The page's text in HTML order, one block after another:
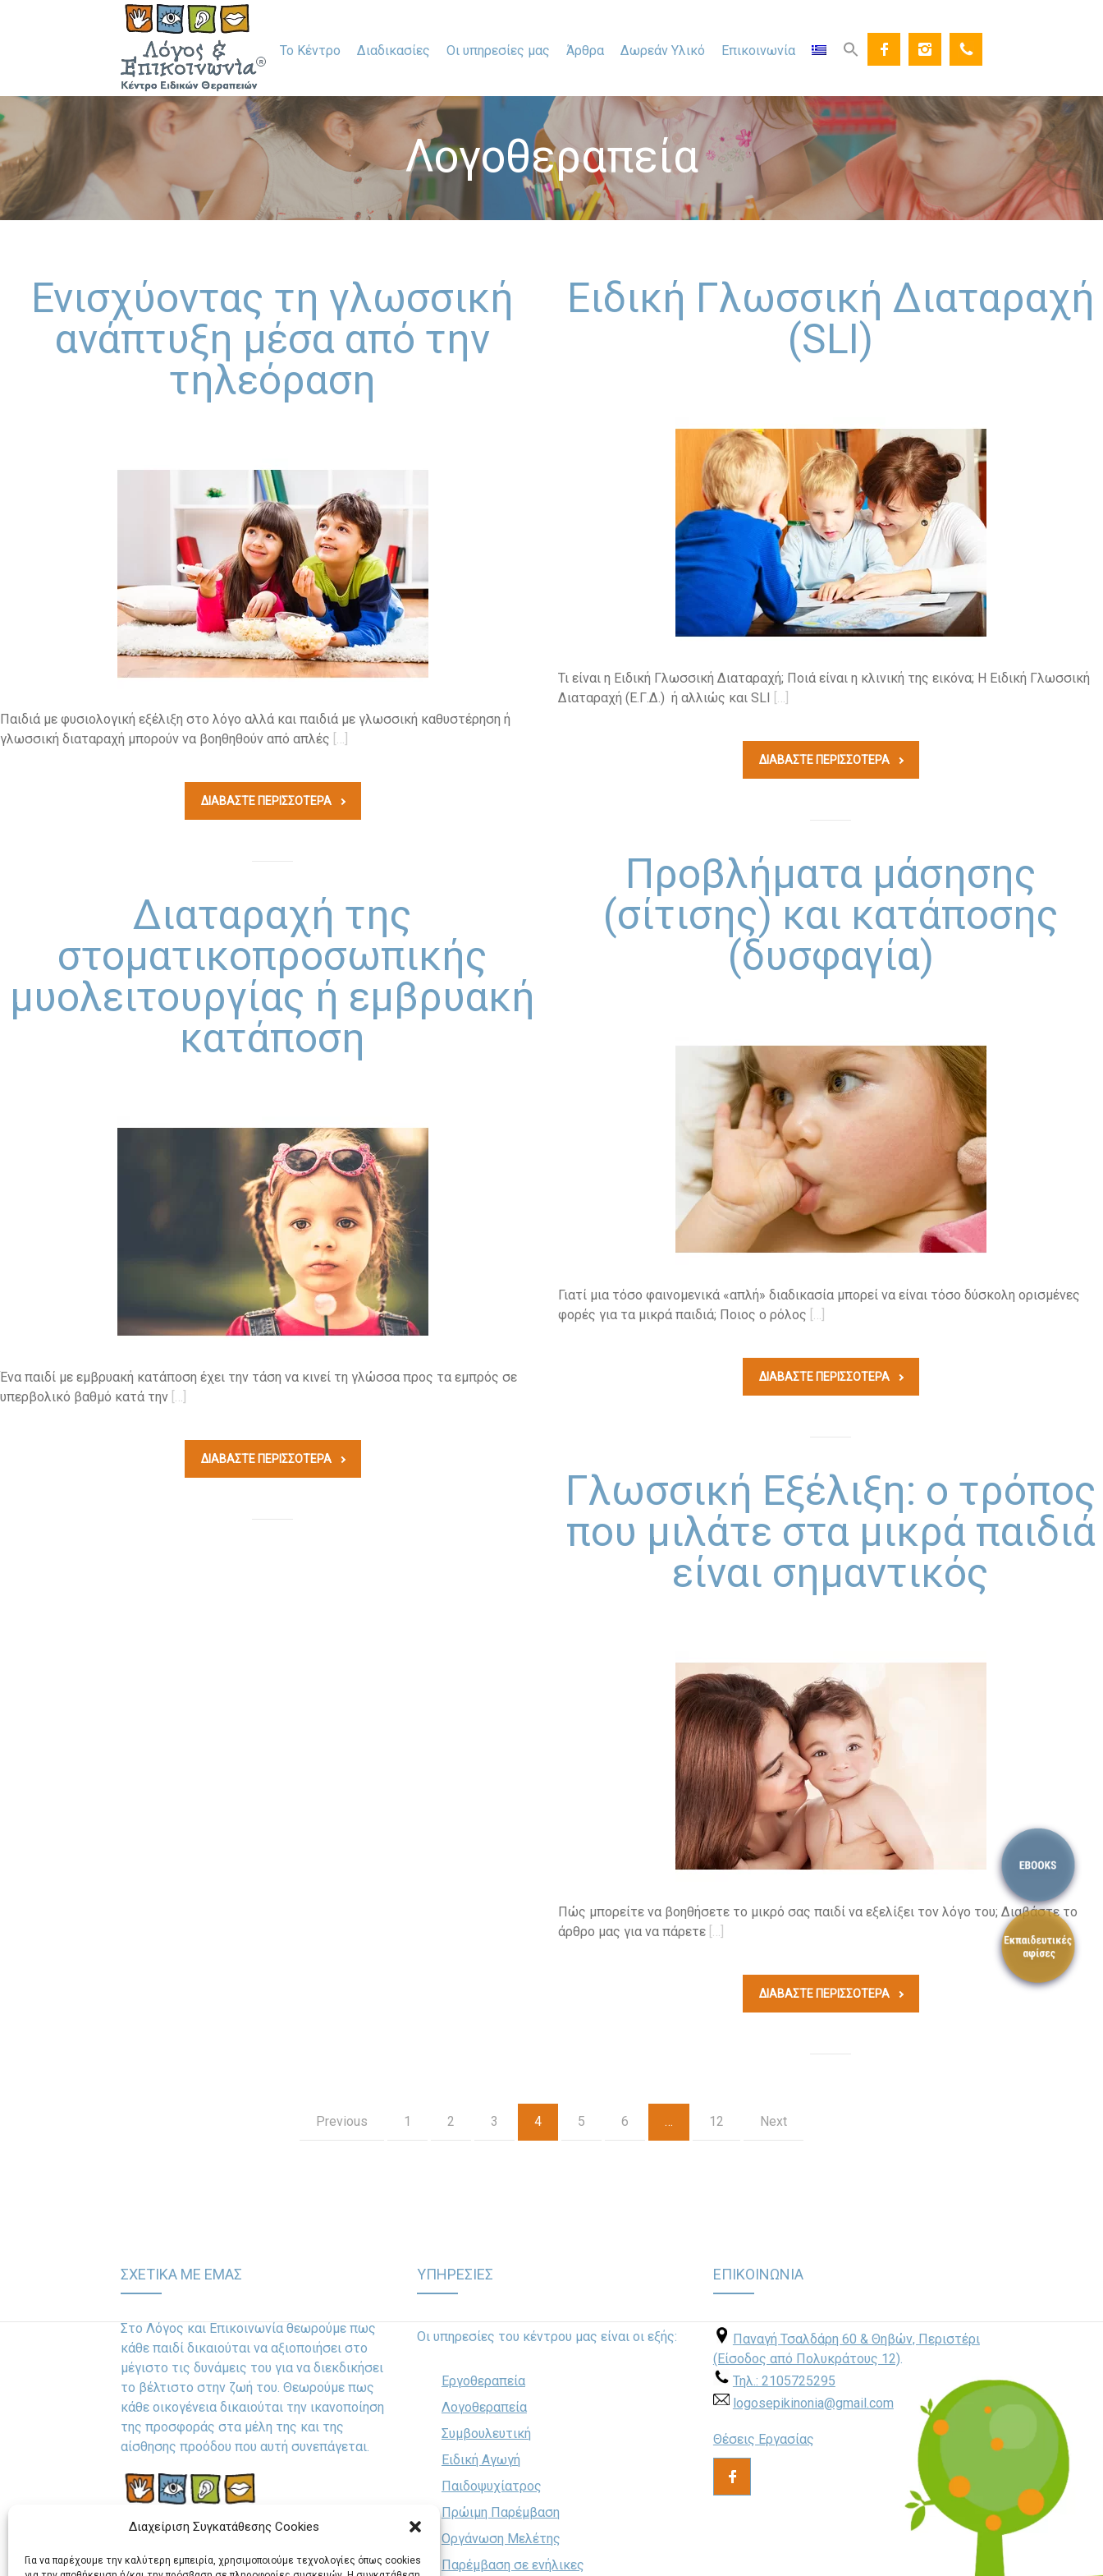
Διαχείριση Συγκατάθεσης Cookies
Για να παρέχουμε την καλύτερη εμπειρία, χρησιμοποιούμε τεχνολογίες όπως cookies
Το Κέντρο Διαδικασίες Οι υπηρεσίες μας Άρθρα Δωρεάν Υλικό Επικοινωνία
Λογοθεραπεία
Ενισχύοντας τη γλωσσική
ανάπτυξη μέσα από την
τηλεόραση
Παιδιά με φυσιολογική εξέλιξη στο λόγο αλλά και παιδιά με γλωσσική καθυστέρηση ή
γλωσσική διαταραχή μπορούν να βοηθηθούν από απλές […]
ΔΙΑΒΆΣΤΕ ΠΕΡΙΣΣΟΤΕΡΑ
Διαταραχή της
στοματικοπροσωπικής
μυολειτουργίας ή εμβρυακή
κατάποση
Ένα παιδί με εμβρυακή κατάποση έχει την τάση να κινεί τη γλώσσα προς τα εμπρός σε
υπερβολικό βαθμό κατά την […]
ΔΙΑΒΆΣΤΕ ΠΕΡΙΣΣΟΤΕΡΑ
Ειδική Γλωσσική Διαταραχή
(SLI)
Τι είναι η Ειδική Γλωσσική Διαταραχή; Ποιά είναι η κλινική της εικόνα; Η Ειδική Γλωσσική
Διαταραχή (Ε.Γ.Δ.) ή αλλιώς και SLI […]
ΔΙΑΒΆΣΤΕ ΠΕΡΙΣΣΟΤΕΡΑ
Προβλήματα μάσησης
(σίτισης) και κατάποσης
(δυσφαγία)
Γιατί μια τόσο φαινομενικά «απλή» διαδικασία μπορεί να είναι τόσο δύσκολη ορισμένες
φορές για τα μικρά παιδιά; Ποιος ο ρόλος […]
ΔΙΑΒΆΣΤΕ ΠΕΡΙΣΣΟΤΕΡΑ
Γλωσσική Εξέλιξη: o τρόπος
που μιλάτε στα μικρά παιδιά
είναι σημαντικός
Πώς μπορείτε να βοηθήσετε το μικρό σας παιδί να εξελίξει τον λόγο του; Διαβάστε το
άρθρο μας για να πάρετε […]
ΔΙΑΒΆΣΤΕ ΠΕΡΙΣΣΟΤΕΡΑ
Previous 1 2 3 4 5 6 … 12 Next
ΣΧΕΤΙΚΑ ΜΕ ΕΜΑΣ
Στο Λόγος και Επικοινωνία θεωρούμε πως
κάθε παιδί δικαιούται να αξιοποιήσει στο
μέγιστο τις δυνάμεις του για να διεκδικήσει
το βέλτιστο στην ζωή του. Θεωρούμε πως
κάθε οικογένεια δικαιούται την ικανοποίηση
της προσφοράς στα μέλη της και της
αίσθησης προόδου που αυτή συνεπάγεται.
ΥΠΗΡΕΣΙΕΣ
Οι υπηρεσίες του κέντρου μας είναι οι εξής:
Εργοθεραπεία
Λογοθεραπεία
Συμβουλευτική
Ειδική Αγωγή
Παιδοψυχίατρος
Πρώιμη Παρέμβαση
Οργάνωση Μελέτης
Παρέμβαση σε ενήλικες
ΕΠΙΚΟΙΝΩΝΙΑ
Παναγή Τσαλδάρη 60 & Θηβών, Περιστέρι
(Είσοδος από Πολυκράτους 12).
Τηλ.: 2105725295
logosepikinonia@gmail.com
Θέσεις Εργασίας